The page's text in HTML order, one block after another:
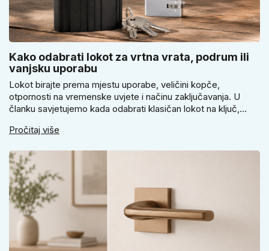
Kako odabrati lokot za vrtna vrata, podrum ili
vanjsku uporabu
Lokot birajte prema mjestu uporabe, veličini kopče,
otpornosti na vremenske uvjete i načinu zaključavanja. U
članku savjetujemo kada odabrati klasičan lokot na ključ,
vrtnih vrata, podruma ili vrtne kućice ne isplati voditi samo
Pročitaj više